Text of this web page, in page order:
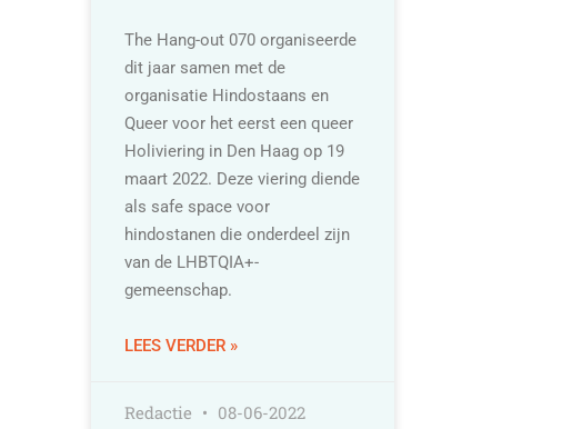
The Hang-out 070 organiseerde
dit jaar samen met de
organisatie Hindostaans en
Queer voor het eerst een queer
Holiviering in Den Haag op 19
maart 2022. Deze viering diende
als safe space voor
hindostanen die onderdeel zijn
van de LHBTQIA+-
gemeenschap.
LEES VERDER »
Redactie 08-06-2022